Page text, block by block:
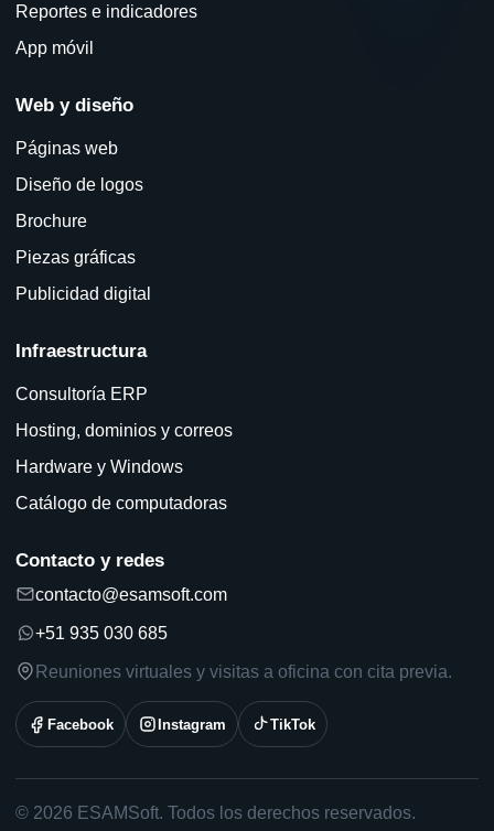
Reportes e indicadores
App móvil
Web y diseño
Páginas web
Diseño de logos
Brochure
Piezas gráficas
Publicidad digital
Infraestructura
Consultoría ERP
Hosting, dominios y correos
Hardware y Windows
Catálogo de computadoras
Contacto y redes
contacto@esamsoft.com
+51 935 030 685
Reuniones virtuales y visitas a oficina con cita previa.
Facebook Instagram TikTok
© 2026 ESAMSoft. Todos los derechos reservados.